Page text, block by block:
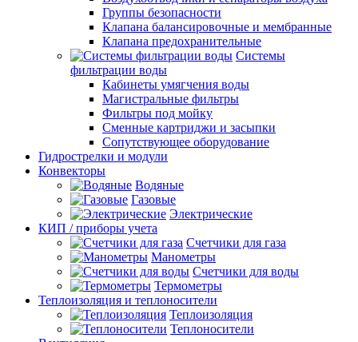
Группы безопасности
Клапана балансировочные и мембранные
Клапана предохранительные
Системы
фильтрации воды
Кабинеты умягчения воды
Магистральные фильтры
Фильтры под мойку
Сменные картриджи и засыпки
Сопутствующее оборудование
Гидрострелки и модули
Конвекторы
Водяные
Газовые
Электрические
КИП / приборы учета
Счетчики для газа
Манометры
Счетчики для воды
Термометры
Теплоизоляция и теплоносители
Теплоизоляция
Теплоносители